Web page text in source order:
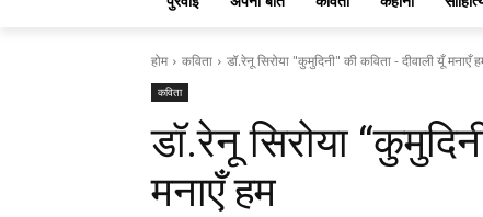
होम कविता डॉ.रेनू सिरोया "कुमुदिनी" की कविता - दीवाली यूँ मनाएँ
कविता
डॉ.रेनू सिरोया
मनाएँ हम